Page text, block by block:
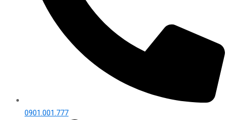
0901.001.777